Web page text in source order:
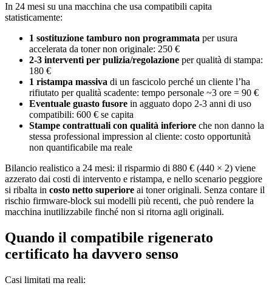
In 24 mesi su una macchina che usa compatibili capita
statisticamente:
1 sostituzione tamburo non programmata per usura
accelerata da toner non originale: 250 €
2-3 interventi per pulizia/regolazione per qualità di stampa:
180 €
1 ristampa massiva di un fascicolo perché un cliente l’ha
rifiutato per qualità scadente: tempo personale ~3 ore = 90 €
Eventuale guasto fusore in agguato dopo 2-3 anni di uso
compatibili: 600 € se capita
Stampe contrattuali con qualità inferiore che non danno la
stessa professional impression al cliente: costo opportunità
non quantificabile ma reale
Bilancio realistico a 24 mesi: il risparmio di 880 € (440 × 2) viene
azzerato dai costi di intervento e ristampa, e nello scenario peggiore
si ribalta in costo netto superiore ai toner originali. Senza contare il
rischio firmware-block sui modelli più recenti, che può rendere la
macchina inutilizzabile finché non si ritorna agli originali.
Quando il compatibile rigenerato
certificato ha davvero senso
Casi limitati ma reali: